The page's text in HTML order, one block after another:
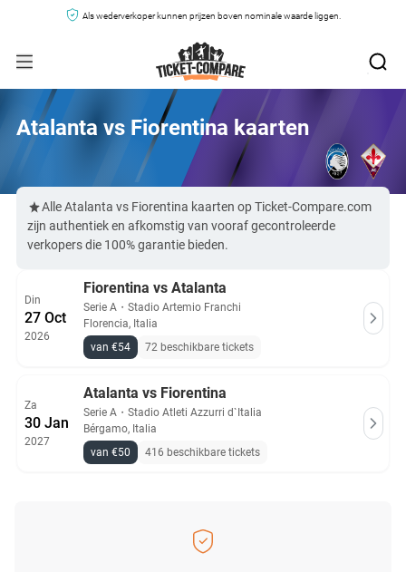
Als wederverkoper kunnen prijzen boven nominale waarde liggen.
Atalanta vs Fiorentina kaarten
Alle Atalanta vs Fiorentina kaarten op Ticket-Compare.com
zijn authentiek en afkomstig van vooraf gecontroleerde
verkopers die 100% garantie bieden.
Din
27 Oct
2026
Fiorentina vs Atalanta
Serie A ・ Stadio Artemio Franchi
Florencia, Italia
van €54
72 beschikbare tickets
Za
30 Jan
2027
Atalanta vs Fiorentina
Serie A ・ Stadio Atleti Azzurri d`Italia
Bérgamo, Italia
van €50
416 beschikbare tickets